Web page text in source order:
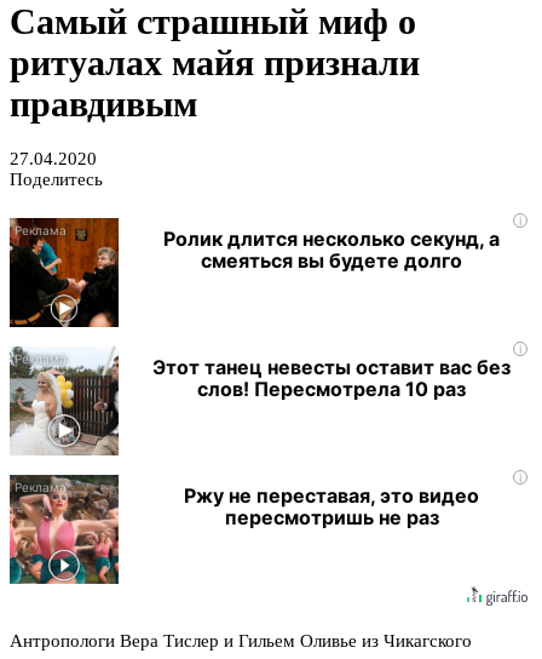
Самый страшный миф о
ритуалах майя признали
правдивым
27.04.2020
Поделитесь
i
Ролик длится несколько секунд, а
смеяться вы будете долго
i
Этот танец невесты оставит вас без
слов! Пересмотрела 10 раз
i
Ржу не переставая, это видео
пересмотришь не раз
Антропологи Вера Тислер и Гильем Оливье из Чикагского